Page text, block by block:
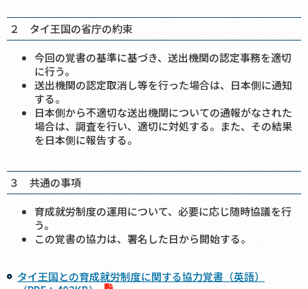
２ タイ王国の省庁の約束
今回の覚書の基準に基づき、送出機関の認定事務を適切
に行う。
送出機関の認定取消し等を行った場合は、日本側に通知
する。
日本側から不適切な送出機関についての通報がなされた
場合は、調査を行い、適切に対処する。また、その結果
を日本側に報告する。
３ 共通の事項
育成就労制度の運用について、必要に応じ随時協議を行
う。
この覚書の協力は、署名した日から開始する。
タイ王国との育成就労制度に関する協力覚書（英語）